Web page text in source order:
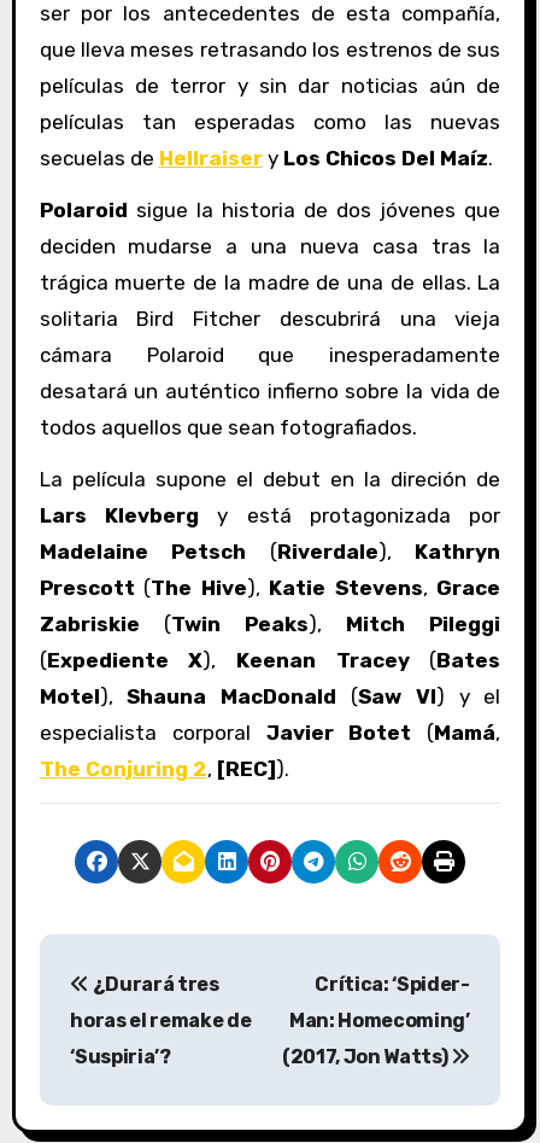
ser por los antecedentes de esta compañía,
que lleva meses retrasando los estrenos de sus
películas de terror y sin dar noticias aún de
películas tan esperadas como las nuevas
secuelas de Hellraisery Los Chicos Del Maíz.
Polaroid sigue la historia de dos jóvenes que
deciden mudarse a una nueva casa tras la
trágica muerte de la madre de una de ellas. La
solitaria Bird Fitcher descubrirá una vieja
cámara Polaroid que inesperadamente
desatará un auténtico infierno sobre la vida de
todos aquellos que sean fotografiados.
La película supone el debut en la direción de
Lars Klevberg y está protagonizada por
Madelaine Petsch (Riverdale), Kathryn
Prescott (The Hive), Katie Stevens, Grace
Zabriskie (Twin Peaks), Mitch Pileggi
(Expediente X), Keenan Tracey(Bates
Motel),Shauna MacDonald (Saw VI) y el
especialista corporal Javier Botet (Mamá,
The Conjuring 2, [REC]).
N
e
¿Durará tres
horas el remake de
‘Suspiria’?
Crítica: ‘Spider-
Man: Homecoming’
(2017, Jon Watts)